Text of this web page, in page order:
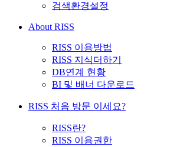
검색환경설정
About RISS
RISS 이용방법
RISS 지식더하기
DB연계 현황
BI 및 배너 다운로드
RISS 처음 방문 이세요?
RISS란?
RISS 이용권한